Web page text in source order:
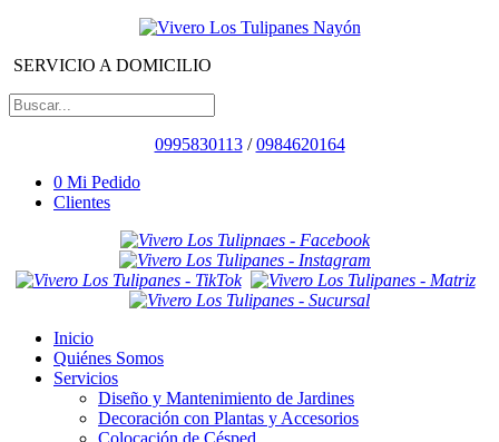
SERVICIO A DOMICILIO
0995830113/0984620164
0 Mi Pedido
Clientes
Inicio
Quiénes Somos
Servicios
Diseño y Mantenimiento de Jardines
Decoración con Plantas y Accesorios
Colocación de Césped